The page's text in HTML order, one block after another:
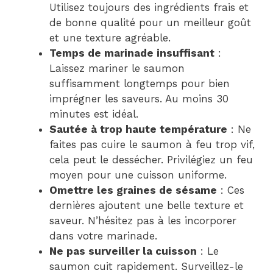
Utilisez toujours des ingrédients frais et
de bonne qualité pour un meilleur goût
et une texture agréable.
Temps de marinade insuffisant :
Laissez mariner le saumon
suffisamment longtemps pour bien
imprégner les saveurs. Au moins 30
minutes est idéal.
Sautée à trop haute température : Ne
faites pas cuire le saumon à feu trop vif,
cela peut le dessécher. Privilégiez un feu
moyen pour une cuisson uniforme.
Omettre les graines de sésame : Ces
dernières ajoutent une belle texture et
saveur. N’hésitez pas à les incorporer
dans votre marinade.
Ne pas surveiller la cuisson : Le
saumon cuit rapidement. Surveillez-le